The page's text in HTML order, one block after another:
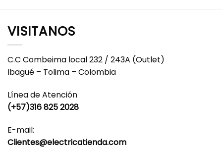
múltiples
variantes.
opciones
pueden
en
la
producto
VISITANOS
C.C Combeima local 232 / 243A (Outlet)
Ibagué – Tolima – Colombia
Línea de Atención
(+57)316 825 2028
E-mail:
Clientes@electricatienda.com